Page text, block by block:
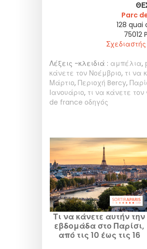
Parc
128 quai
75012
Λέξεις -κλειδιά : αμπέλια,
κάνετε τον Νοέμβριο, τι να
Μάρτιο, Περιοχή Bercy,
Ιανουάριο, τι να κάνετε
de france οδηγός
Τι να κάνετε αυτήν την
εβδομάδα στο Παρίσι,
από τις 10 έως τις 16